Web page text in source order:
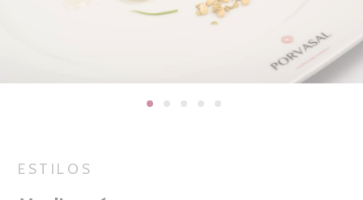
ESTILOS